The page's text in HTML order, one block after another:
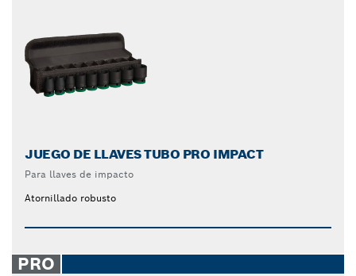
JUEGO DE LLAVES TUBO PRO IMPACT
Para llaves de impacto
Atornillado robusto
PRO